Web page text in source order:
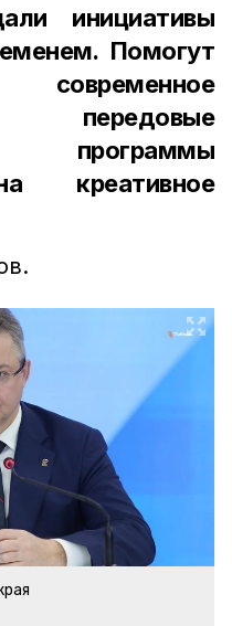
инициативы
Помогут
передовые
программы
креативное